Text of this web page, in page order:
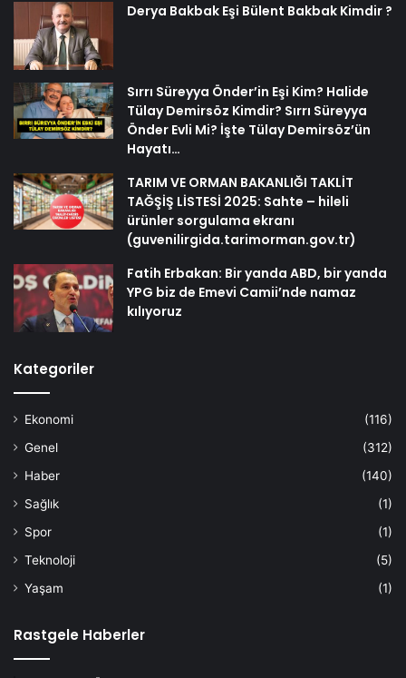
Derya Bakbak Eşi Bülent Bakbak Kimdir ?
Sırrı Süreyya Önder’in Eşi Kim? Halide
Tülay Demirsöz Kimdir? Sırrı Süreyya
Önder Evli Mi? İşte Tülay Demirsöz’ün
Hayatı…
TARIM VE ORMAN BAKANLIĞI TAKLİT
TAĞŞİŞ LİSTESİ 2025: Sahte – hileli
ürünler sorgulama ekranı
(guvenilirgida.tarimorman.gov.tr)
Fatih Erbakan: Bir yanda ABD, bir yanda
YPG biz de Emevi Camii’nde namaz
kılıyoruz
Kategoriler
Ekonomi
(116)
Genel
(312)
Haber
(140)
Sağlık
(1)
Spor
(1)
Teknoloji
(5)
Yaşam
(1)
Rastgele Haberler